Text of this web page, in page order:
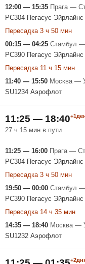
12:00 — 15:35 Прага —
PC304 Пегасус Эйрлайнс
Пересадка 3 ч 50 мин
00:15 — 04:25 Стамбул
PC390 Пегасус Эйрлайнс
Пересадка 11 ч 15 мин
11:40 — 15:50 Москва —
SU1234 Аэрофлот
11:25 — 18:40
27 ч 15 мин в пути
11:25 — 16:00 Прага —
PC304 Пегасус Эйрлайнс
Пересадка 3 ч 50 мин
19:50 — 00:00 Стамбул
PC390 Пегасус Эйрлайнс
Пересадка 14 ч 35 мин
14:35 — 18:40 Москва —
SU1232 Аэрофлот